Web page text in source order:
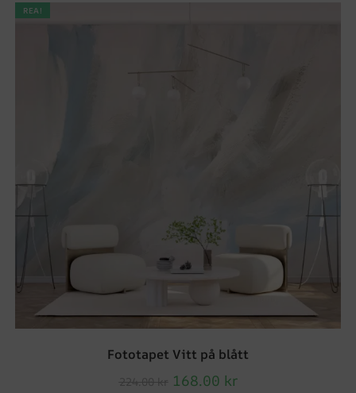
REA!
Fototapet Vitt på blått
168.00 kr